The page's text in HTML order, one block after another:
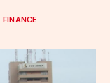
FINANCE